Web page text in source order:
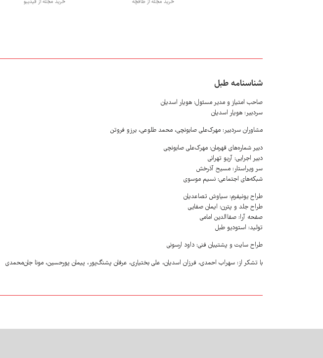
شناسنامه طبل
صاحب امتیاز و مدیر مسئول: هویار اسدیان
سردبیر: هویار اسدیان
مشاوران سردبیر: مهرک‌علی صابونچی، محمد طلوعی، برزو فروتن
دبیر شماره‌های قهرمان: مهرک‌علی صابونچی
دبیر اجرایی: آریو تهرانی
سر ویراستار: مسیح آذرخش
شبکه‌های اجتماعی:‌ نسیم موسوی
طراح یونیفرم: سیاوش تصاعدیان
طراح جلد و پترن: ایمان صفایی
صفحه آرا: صفاالدین امامی
تولید: استودیو طبل
طراح سایت و پشتیبان فنی: داود ارسونی
با تشکر از: سهراب احمدی، فرزان اسدیان، علی بختیاری، عرفان پشنگ‌پور، پیمان پورحسین، مونا جان‌محمدی